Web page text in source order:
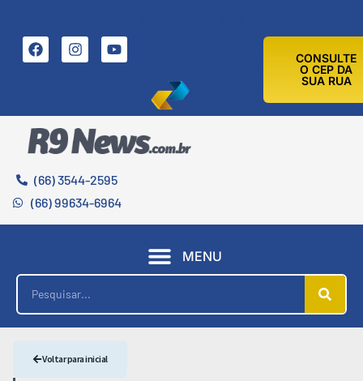
CONSULTE
O CEP DA
SUA RUA
(66) 3544-2595
(66) 99634-6964
MENU
Voltar para inicial